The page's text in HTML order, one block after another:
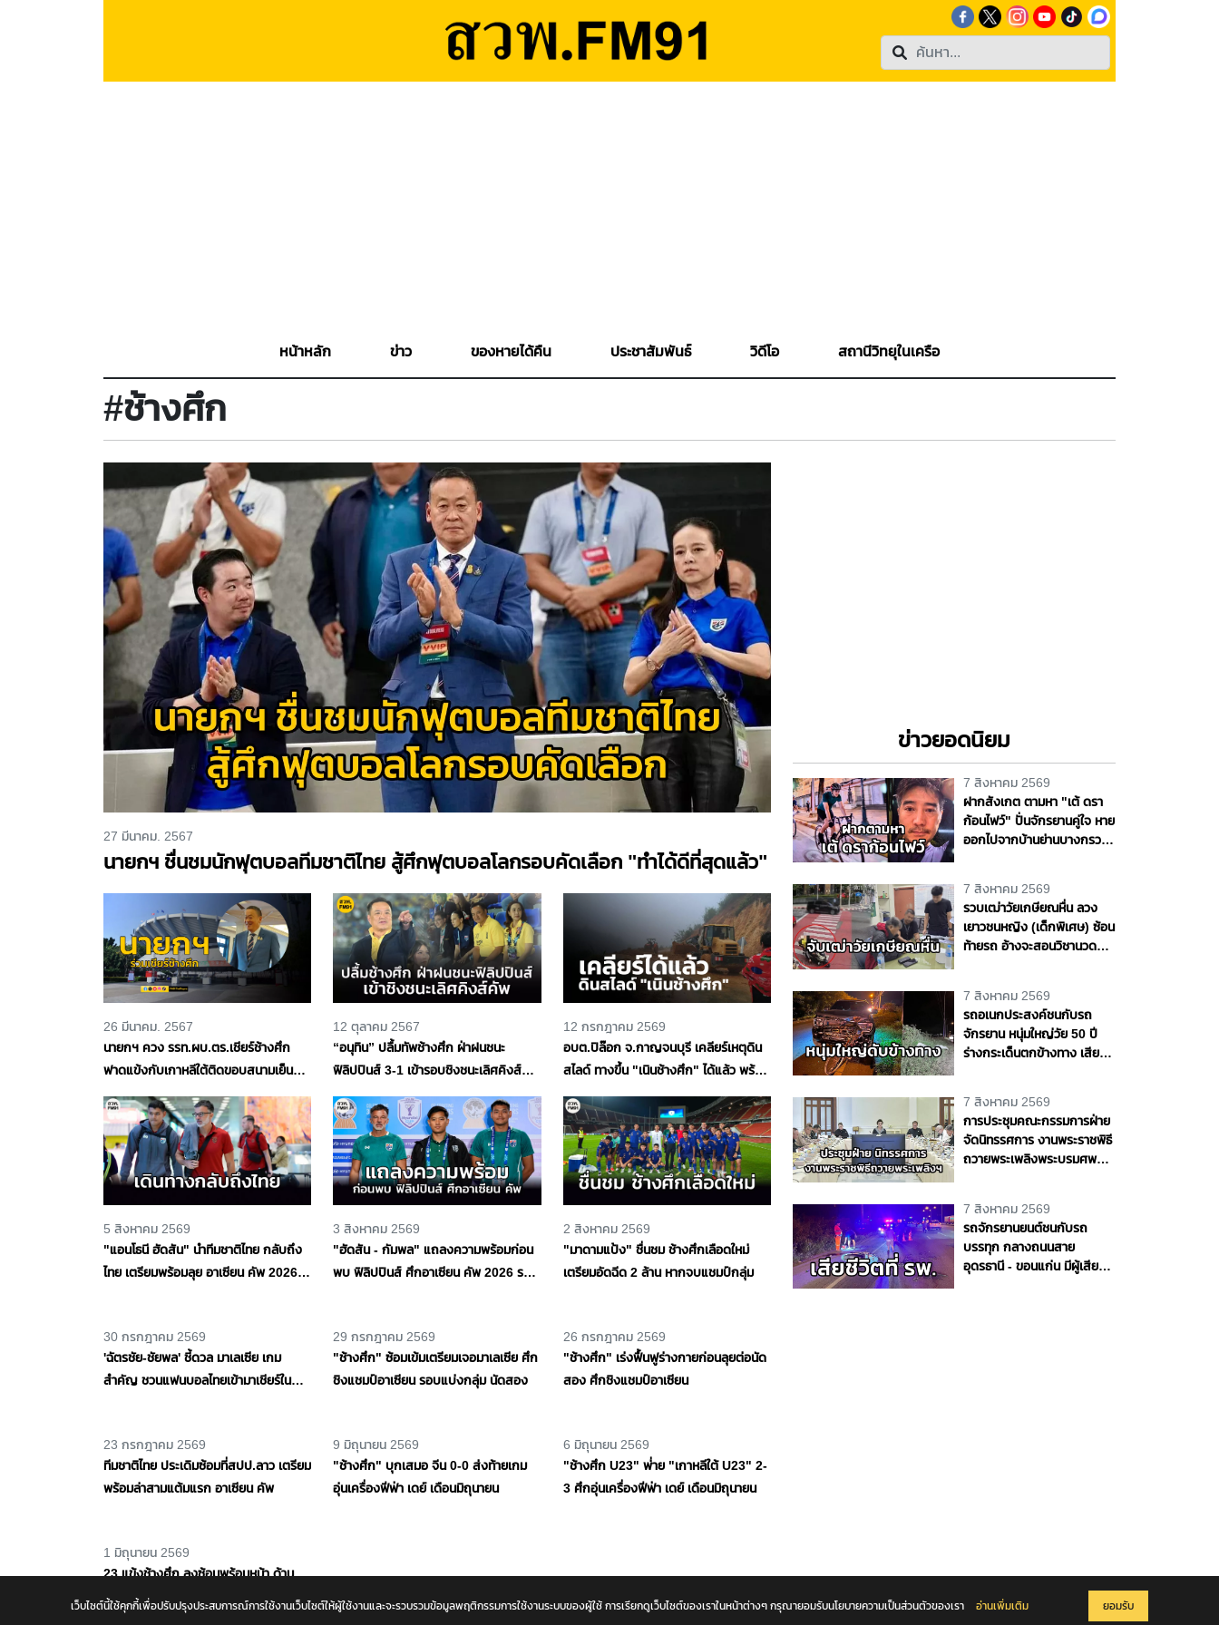
หน้าหลัก ข่าว ของหายได้คืน ประชาสัมพันธ์ วิดีโอ สถานีวิทยุในเครือ
#ช้างศึก
27 มีนาคม. 2567
นายกฯ ชื่นชมนักฟุตบอลทีมชาติไทย สู้ศึกฟุตบอลโลกรอบคัดเลือก "ทำได้ดีที่สุดแล้ว"
26 มีนาคม. 2567
นายกฯ ควง รรท.ผบ.ตร.เชียร์ช้างศึก
ฟาดแข้งกับเกาหลีใต้ติดขอบสนามเย็นนี้
12 ตุลาคม 2567
“อนุทิน” ปลื้มทัพช้างศึก ฝ่าฝนชนะ
ฟิลิปปินส์ 3-1 เข้ารอบชิงชนะเลิศคิงส์คัพ
12 กรกฎาคม 2569
อบต.ปิล๊อก จ.กาญจนบุรี เคลียร์เหตุดิน
สไลด์ ทางขึ้น "เนินช้างศึก" ได้แล้ว พร้อม
5 สิงหาคม 2569
"แอนโธนี ฮัดสัน" นำทีมชาติไทย กลับถึง
ไทย เตรียมพร้อมลุย อาเซียน คัพ 2026
3 สิงหาคม 2569
"ฮัดสัน - กัมพล" แถลงความพร้อมก่อน
พบ ฟิลิปปินส์ ศึกอาเซียน คัพ 2026 รอบ
2 สิงหาคม 2569
"มาดามแป้ง" ชื่นชม ช้างศึกเลือดใหม่
เตรียมอัดฉีด 2 ล้าน หากจบแชมป์กลุ่ม
'ฉัตรชัย-ชัยพล' ชี้ดวล มาเลเซีย เกม
สำคัญ ชวนแฟนบอลไทยเข้ามาเชียร์ใน
สนาม ตั้งเป้าคว้า 3 แต้ม
"ช้างศึก" ซ้อมเข้มเตรียมเจอมาเลเซีย ศึก
ชิงแชมป์อาเซียน รอบแบ่งกลุ่ม นัดสอง
26 กรกฎาคม 2569
"ช้างศึก" เร่งฟื้นฟูร่างกายก่อนลุยต่อนัด
สอง ศึกชิงแชมป์อาเซียน
ทีมชาติไทย ประเดิมซ้อมที่สปป.ลาว เตรียม
ข่าวยอดนิยม
7 สิงหาคม 2569
ฝากสังเกต ตามหา "เต้ ดรา
ก้อนไฟว์" ปั่นจักรยานคู่ใจ หาย
ออกไปจากบ้านย่านบางกรวย
7 สิงหาคม 2569
รวบเฒ่าวัยเกษียณหื่น ลวง
เยาวชนหญิง (เด็กพิเศษ) ซ้อน
ท้ายรถ อ้างจะสอนวิชานวด
7 สิงหาคม 2569
รถอเนกประสงค์ชนกับรถ
จักรยาน หนุ่มใหญ่วัย 50 ปี
ร่างกระเด็นตกข้างทาง เสีย
7 สิงหาคม 2569
การประชุมคณะกรรมการฝ่าย
จัดนิทรรศการ งานพระราชพิธี
ถวายพระเพลิงพระบรมศพ
ราชชนนีพันปีหลวง
7 สิงหาคม 2569
รถจักรยานยนต์ชนกับรถ
บรรทุก กลางถนนสาย
อุดรธานี - ขอนแก่น มีผู้เสีย
เว็บไซต์นี้ใช้คุกกี้เพื่อปรับปรุงประสบการณ์การใช้งานเว็บไซต์ให้ผู้ใช้งานและจะรวบรวมข้อมูลพฤติกรรมการใช้งานระบบของผู้ใช้ การเรียกดูเว็บไซต์ของเราในหน้าต่างๆ กรุณายอมรับนโยบายความเป็นส่วนตัวของเรา อ่านเพิ่มเติม ยอมรับ